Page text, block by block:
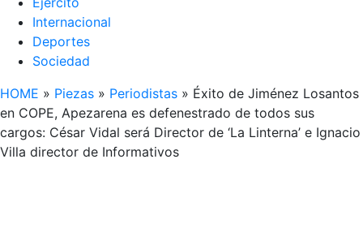
Internacional
Deportes
Sociedad
HOME » Piezas » Periodistas » Éxito de Jiménez Losantos
en COPE, Apezarena es defenestrado de todos sus
cargos: César Vidal será Director de ‘La Linterna’ e Ignacio
Villa director de Informativos